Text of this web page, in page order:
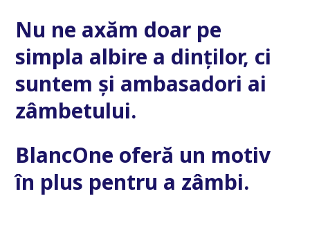
Nu ne axăm doar pe
simpla albire a dinților, ci
suntem și ambasadori ai
zâmbetului.
BlancOne oferă un motiv
în plus pentru a zâmbi.